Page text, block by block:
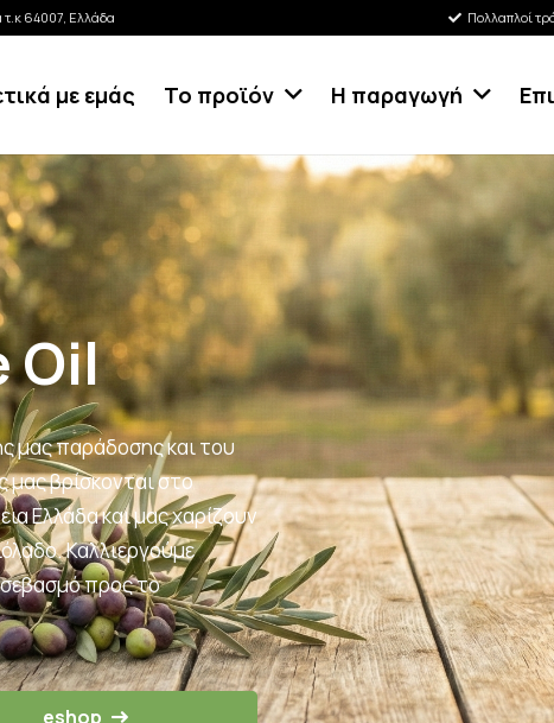
64007, Ελλάδα Πολλαπλοί
με εμάς Το προϊόν Η παραγωγή
Oil
μας παράδοσης και του
βρίσκονται στο
Ελλάδα και μας χαρίζουν
Καλλιεργούμε
προς το
eshop